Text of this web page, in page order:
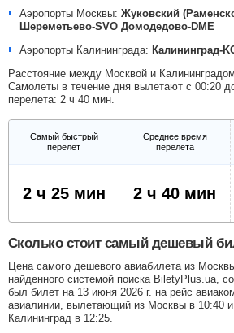
Аэропорты Москвы: Жуковский
Шереметьево-SVO Домодедово-DME
Аэропорты Калининграда: Калининград-
Расстояние между Москвой и
Самолеты в течение дня вылетают с 00:20
перелета: 2 ч 40 мин.
Самый быстрый
перелет
Среднее время
перелета
2 ч 25 мин 2 ч 40 мин
Сколько стоит самый дешевый
Цена самого дешевого авиабилета из
найденного системой поиска BiletyPlus.ua,
был билет на 13 июня 2026 г. на рейс
авиалинии, вылетающий из Москвы в 10:40
Калининград в 12:25.